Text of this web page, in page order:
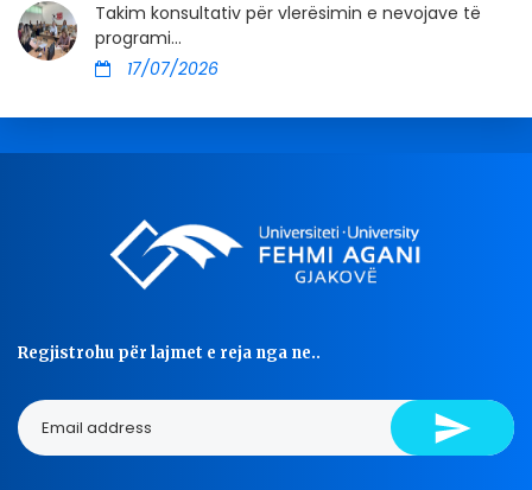
Takim konsultativ për vlerësimin e nevojave të
programi...
17/07/2026
Regjistrohu për lajmet e reja nga ne..